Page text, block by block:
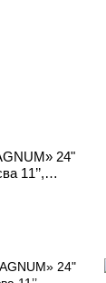
24"
11’’,